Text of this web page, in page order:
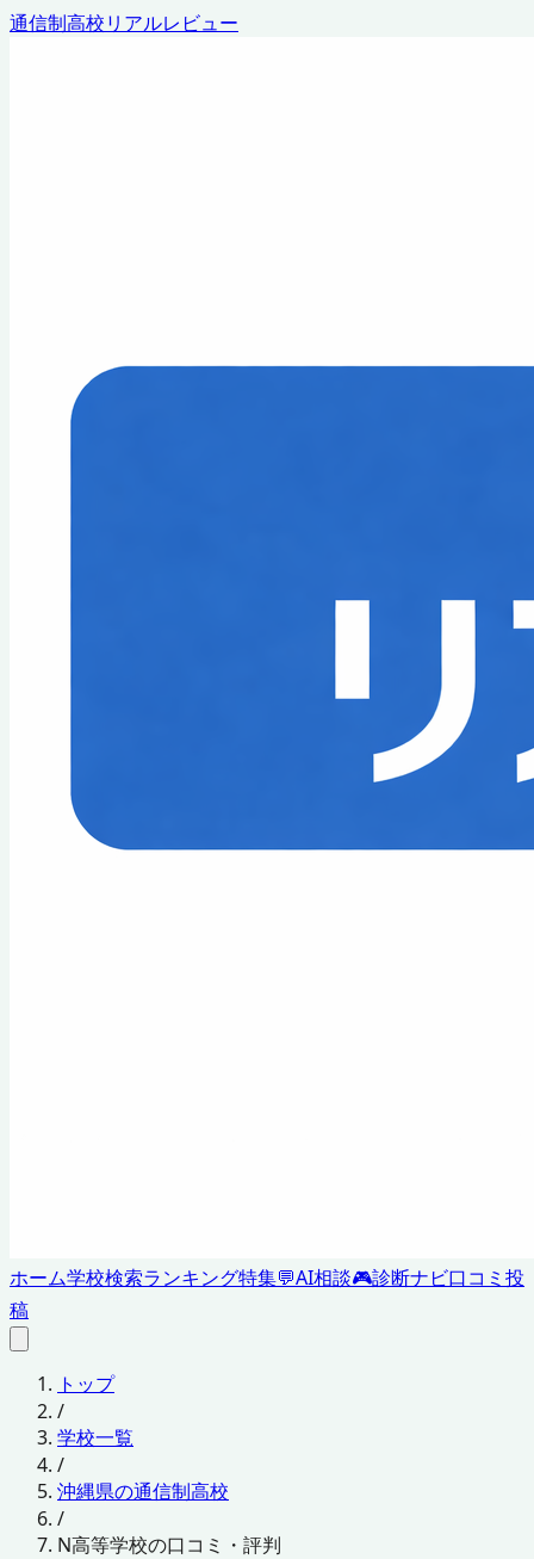
通信制高校リアルレビュー
ホーム学校検索ランキング特集💬AI相談🎮診断ナビ口コミ投
稿
トップ
/
学校一覧
/
沖縄県の通信制高校
/
N高等学校の口コミ・評判